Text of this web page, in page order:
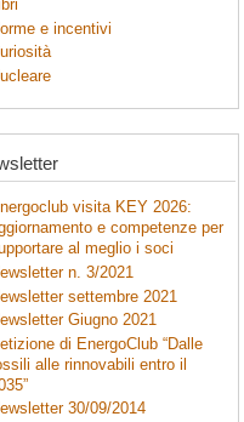
e incentivi
visita KEY 2026:
e competenze per
al meglio i soci
n. 3/2021
settembre 2021
Giugno 2021
di EnergoClub “Dalle
alle rinnovabili entro il
30/09/2014